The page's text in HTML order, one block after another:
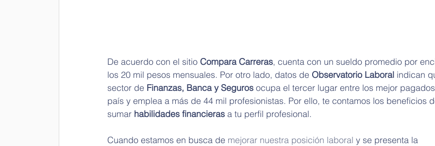
De acuerdo con el sitio Compara Carreras, cuenta con un sueldo promedio por
los 20 mil pesos mensuales. Por otro lado, datos de Observatorio Laboral indican
sector de Finanzas, Banca y Seguros ocupa el tercer lugar entre los mejor
país y emplea a más de 44 mil profesionistas. Por ello, te contamos los beneficios
sumar habilidades financieras a tu perfil profesional.
Cuando estamos en busca de mejorar nuestra posición laboral y se presenta la